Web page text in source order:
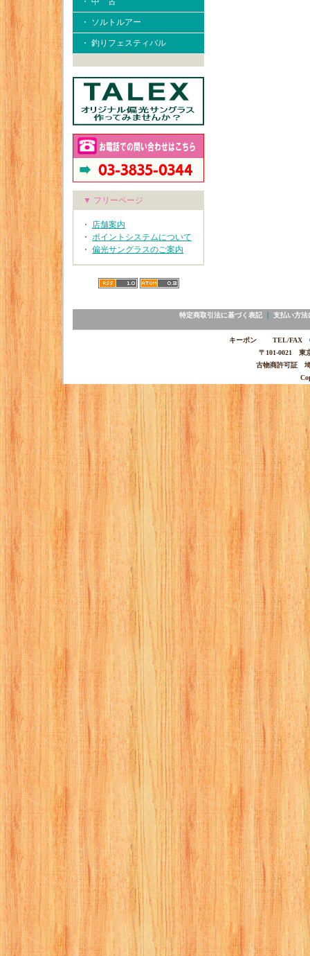
・ ソルトルアー
・ 釣りフェスティバル
▼ フリーページ
・ 店舗案内
・ ポイントシステムについて
・ 偏光サングラスのご案内
特定商取引法に基づく表記｜ 支払い方法
キーポン TEL/FAX
〒101-0021 東
古物商許可証